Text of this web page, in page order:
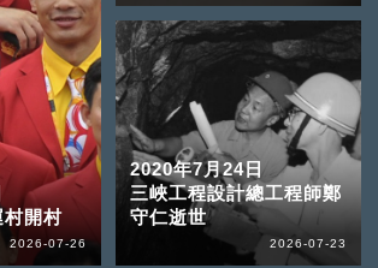
開村
2026-07-26
2020年7月24日
三峽工程設計總工程師鄭
守仁逝世
2026-07-23